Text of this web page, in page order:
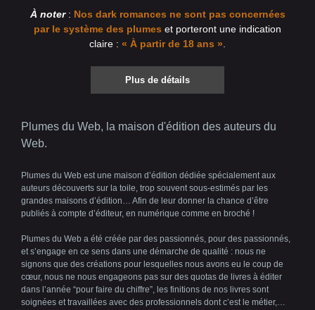
À noter: Nos dark romances ne sont pas concernées
par le système des plumes et porteront une indication
claire : « À partir de 18 ans »
Plus de détails
Plumes du Web, la maison d'édition des auteurs du
Web.
Plumes du Web est une maison d’édition dédiée spécialement aux
auteurs découverts sur la toile, trop souvent sous-estimés par les
grandes maisons d’édition… Afin de leur donner la chance d’être
publiés à compte d’éditeur, en numérique comme en broché !
Plumes du Web a été créée par des passionnés, pour des passionnés,
et s’engage en ce sens dans une démarche de qualité : nous ne
signons que des créations pour lesquelles nous avons eu le coup de
cœur, nous ne nous engageons pas sur des quotas de livres à éditer
dans l’année “pour faire du chiffre”, les finitions de nos livres sont
soignées et travaillées avec des professionnels dont c’est le métier,…